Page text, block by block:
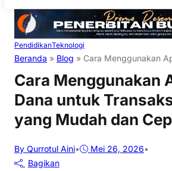
PendidikanTeknologi
Beranda » Blog » Cara Menggunakan
Cara Menggunakan
Dana untuk
yang Mudah dan
By Qurrotul Aini• Mei 26, 2026•
Bagikan